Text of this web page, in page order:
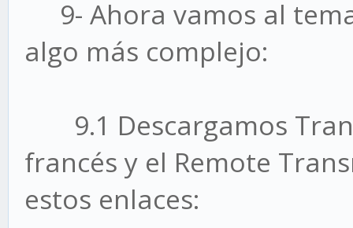
9- Ahora vamos al
algo más complejo:
9.1 Descargamos
francés y el Remote
estos enlaces: